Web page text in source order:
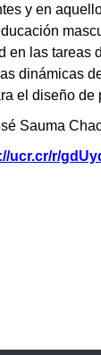
y en
en las tareas
dinámicas
el diseño
Sauma
ucr.cr/r/